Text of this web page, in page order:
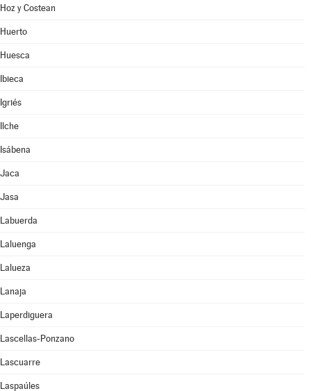
Hoz y Costean
Huerto
Huesca
Ibieca
Igriés
Ilche
Isábena
Jaca
Jasa
Labuerda
Laluenga
Lalueza
Lanaja
Laperdiguera
Lascellas-Ponzano
Lascuarre
Laspaúles